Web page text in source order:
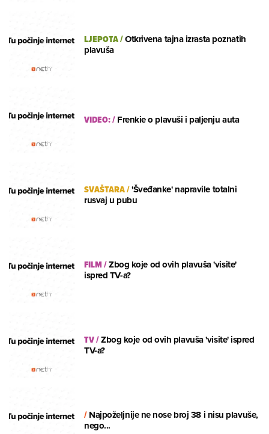
LJEPOTA/Otkrivena tajna izrasta poznatih
plavuša
VIDEO:/Frenkie o plavuši i paljenju auta
SVAŠTARA/'Šveđanke' napravile totalni
rusvaj u pubu
FILM/Zbog koje od ovih plavuša 'visite'
ispred TV-a?
TV/Zbog koje od ovih plavuša 'visite' ispred
TV-a?
/Najpoželjnije ne nose broj 38 i nisu plavuše,
nego...